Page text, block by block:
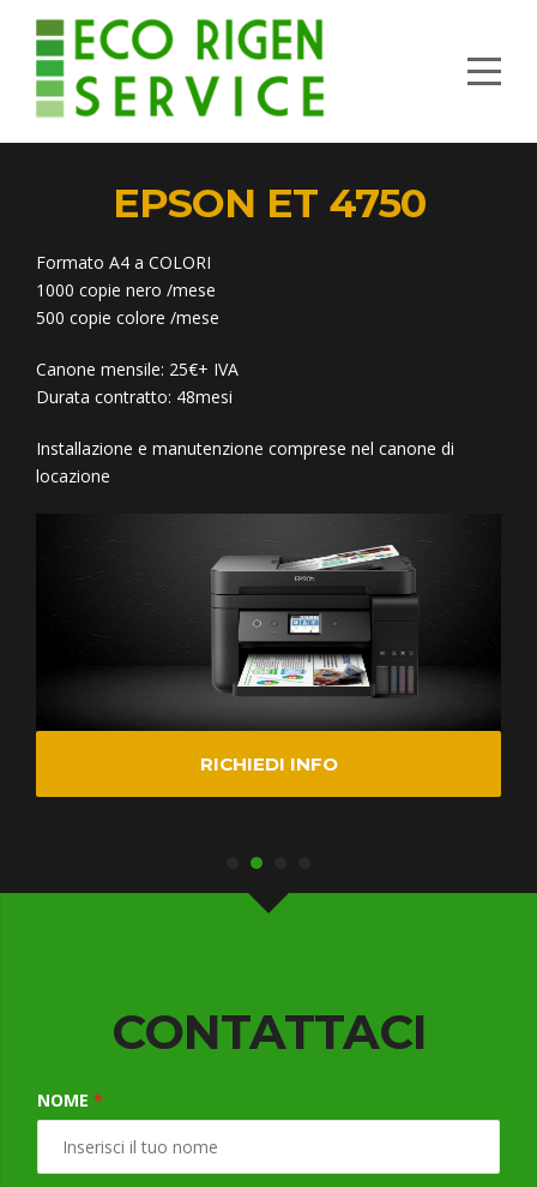
EPSON ET 4750
Formato A4 a COLORI
1000 copie nero /mese
500 copie colore /mese
Canone mensile: 25€+ IVA
Durata contratto: 48mesi
Installazione e manutenzione comprese nel canone di
locazione
RICHIEDI INFO
CONTATTACI
NOME *